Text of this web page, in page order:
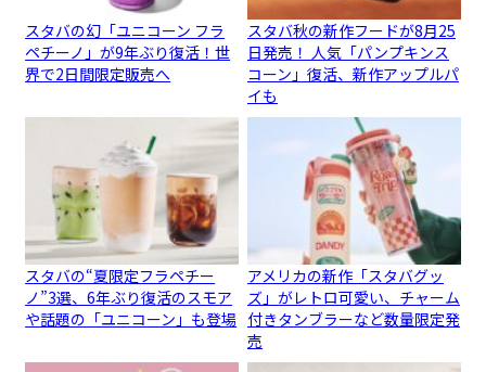
スタバの幻「ユニコーン フラ
ペチーノ」が9年ぶり復活！世
界で2日間限定販売へ
スタバ秋の新作フードが8月25
日発売！ 人気「パンプキンス
コーン」復活、新作アップルパ
イも
スタバの“夏限定フラペチー
ノ”3選、6年ぶり復活のスモア
や話題の「ユニコーン」も登場
アメリカの新作「スタバグッ
ズ」がレトロ可愛い、チャーム
付きタンブラーなど数量限定発
売